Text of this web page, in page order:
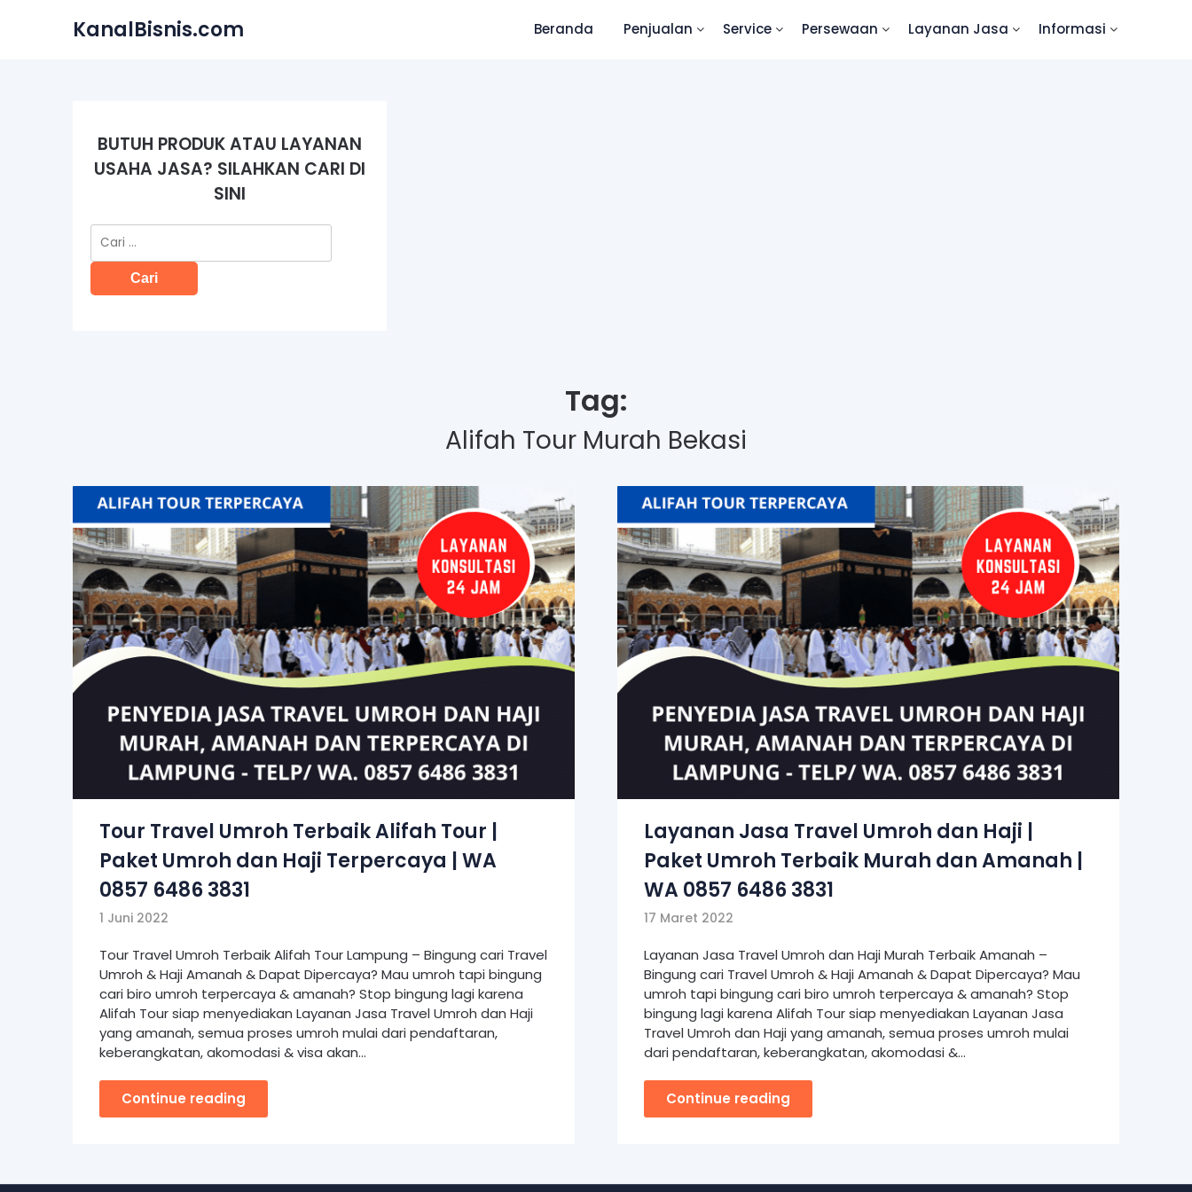
KanalBisnis.com Beranda Penjualan Service Persewaan Layanan Jasa Informasi
BUTUH PRODUK ATAU LAYANAN
USAHA JASA? SILAHKAN CARI DI
SINI
Cari
untuk:
Tag:
Alifah Tour Murah Bekasi
Tour Travel Umroh Terbaik Alifah Tour |
Paket Umroh dan Haji Terpercaya | WA
0857 6486 3831
1 Juni 2022
Tour Travel Umroh Terbaik Alifah Tour Lampung – Bingung cari Travel
Umroh & Haji Amanah & Dapat Dipercaya? Mau umroh tapi bingung
cari biro umroh terpercaya & amanah? Stop bingung lagi karena
Alifah Tour siap menyediakan Layanan Jasa Travel Umroh dan Haji
yang amanah, semua proses umroh mulai dari pendaftaran,
keberangkatan, akomodasi & visa akan…
Continue reading
Layanan Jasa Travel Umroh dan Haji |
Paket Umroh Terbaik Murah dan Amanah |
WA 0857 6486 3831
17 Maret 2022
Layanan Jasa Travel Umroh dan Haji Murah Terbaik Amanah –
Bingung cari Travel Umroh & Haji Amanah & Dapat Dipercaya? Mau
umroh tapi bingung cari biro umroh terpercaya & amanah? Stop
bingung lagi karena Alifah Tour siap menyediakan Layanan Jasa
Travel Umroh dan Haji yang amanah, semua proses umroh mulai
dari pendaftaran, keberangkatan, akomodasi &…
Continue reading